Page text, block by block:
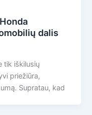
dalis
tik iškilusių
priežiūra,
Supratau, kad